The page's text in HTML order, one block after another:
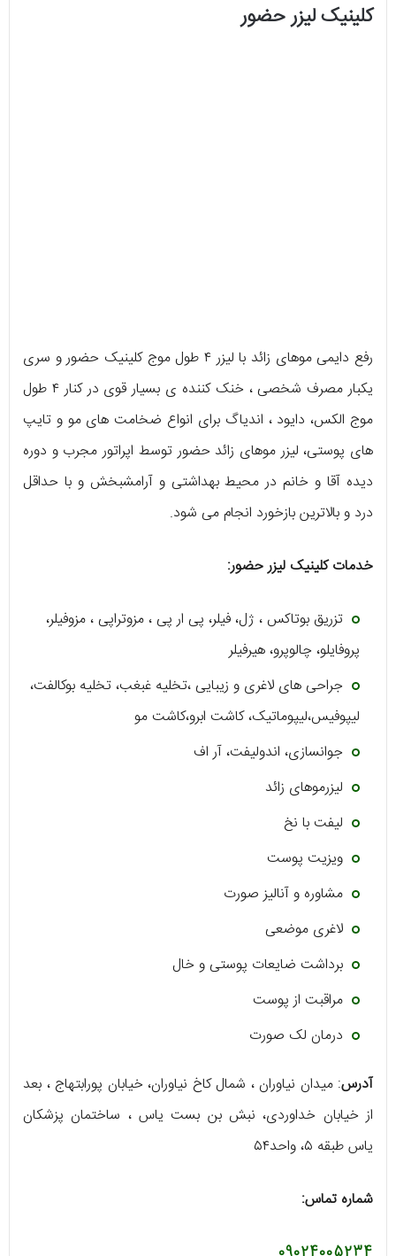
کلینیک لیزر حضور
رفع دایمی موهای زائد با لیزر ۴ طول موج کلینیک حضور و سری
یکبار مصرف شخصی ، خنک کننده ی بسیار قوی در کنار ۴ طول
موج الکس، دایود ، اندیاگ برای انواع ضخامت های مو و تایپ
های پوستی، لیزر موهای زائد حضور توسط اپراتور مجرب و دوره
دیده آقا و خانم در محیط بهداشتی و آرامشبخش و با حداقل
درد و بالاترین بازخورد انجام می شود.
خدمات کلینیک لیزر حضور:
تزریق بوتاکس ، ژل، فیلر، پی ار پی ، مزوتراپی ، مزوفیلر،
پروفایلو، چالوپرو، هیرفیلر
جراحی های لاغری و زیبایی ،تخلیه غبغب، تخلیه بوکالفت،
لیپوفیس،لیپوماتیک، کاشت ابرو،کاشت مو
جوانسازی، اندولیفت، آر اف
لیزرموهای زائد
لیفت با نخ
ویزیت پوست
مشاوره و آنالیز صورت
لاغری موضعی
برداشت ضایعات پوستی و خال
مراقبت از پوست
درمان لک صورت
آدرس: میدان نیاوران ، شمال کاخ نیاوران، خیابان پورابتهاج ، بعد
از خیابان خداوردی، نبش بن بست یاس ، ساختمان پزشکان
یاس طبقه ۵، واحد۵۴
شماره تماس: